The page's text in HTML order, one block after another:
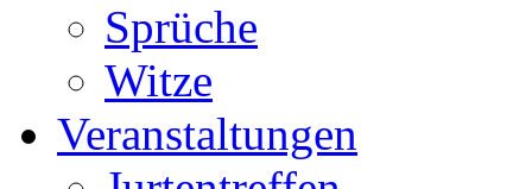
Sprüche
Witze
Veranstaltungen